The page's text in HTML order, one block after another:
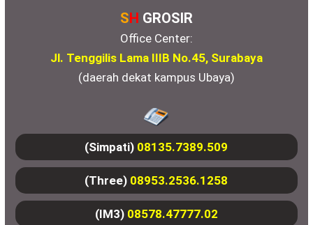
SH GROSIR
Office Center:
Jl. Tenggilis Lama IIIB No.45, Surabaya
(daerah dekat kampus Ubaya)
(Simpati) 08135.7389.509
(Three) 08953.2536.1258
(IM3) 08578.47777.02